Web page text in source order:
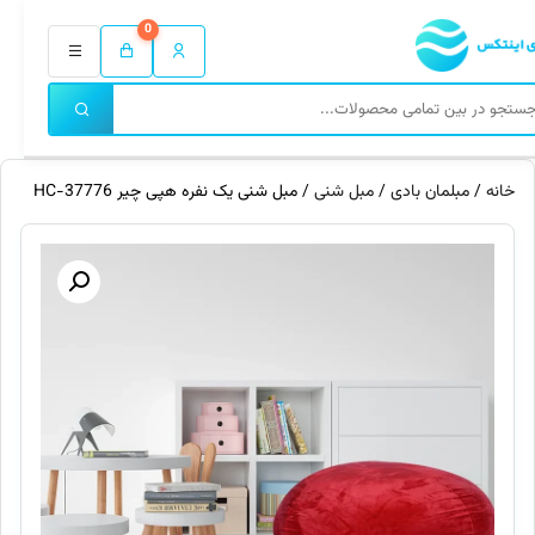
0
خانه/مبلمان بادی/مبل شنی/ مبل شنی یک نفره هپی چیر HC-37776